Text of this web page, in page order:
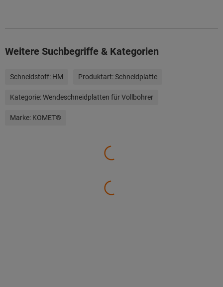
Weitere Suchbegriffe & Kategorien
Schneidstoff: HM Produktart:Schneidplatte
Kategorie:Wendeschneidplatten für Vollbohrer
Marke: KOMET®